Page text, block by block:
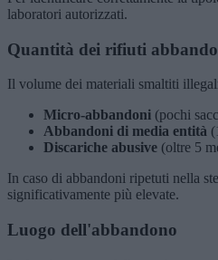
laboratori autorizzati.
Quantità dei rifiuti
Il volume dei materiali smaltiti
Micro-abbandoni (pochi
Abbandoni di media entità
Discariche abusive (oltre 5
In caso di abbandoni ripetuti nella
significativamente più elevate.
Luogo dell'abbandono